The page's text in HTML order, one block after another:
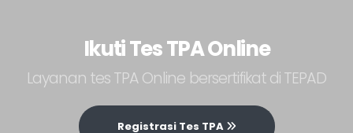
Ikuti Tes TPA Online
Layanan tes TPA Online bersertifikat di TEPAD
Registrasi Tes TPA